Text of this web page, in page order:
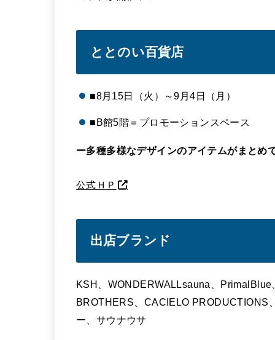
ととのい百貨店
■8月15日（火）～9月4日（月）
■B館5階＝プロモーションスペース
ー多種多様なデザインのアイテムがまとめ
公式ＨＰ
出店ブランド
KSH、WONDERWALLsauna、
BROTHERS、CACIELO PRODUCTIONS
ー、サウナウサ